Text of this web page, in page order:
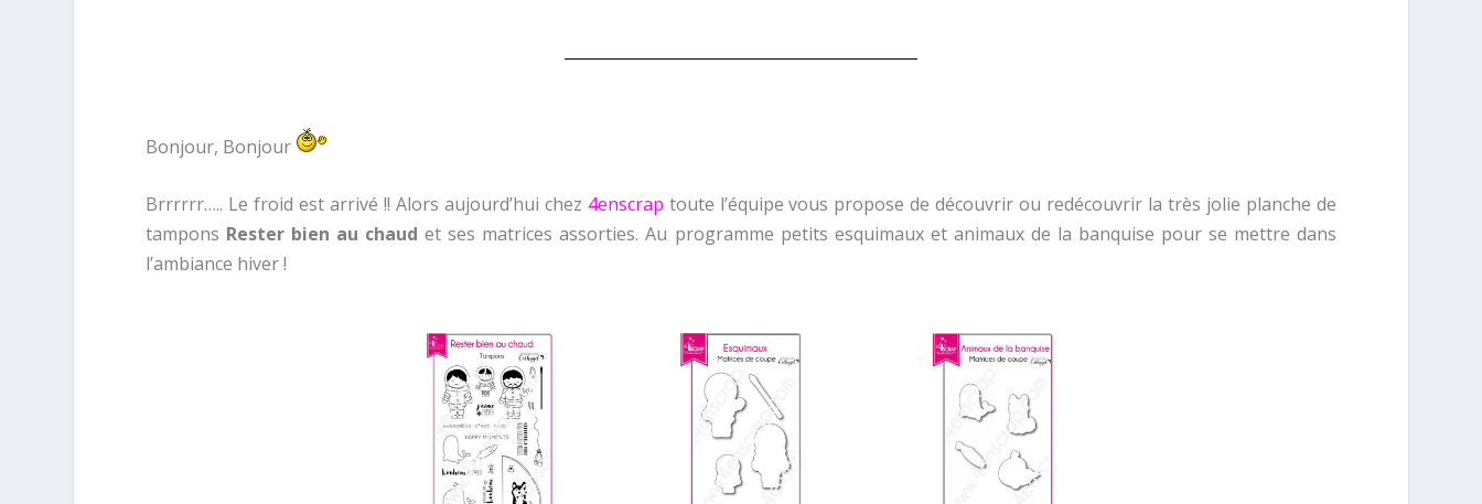
Bonjour, Bonjour
Brrrrrr….. Le froid est arrivé !! Alors aujourd’hui chez 4enscrap toute l’équipe vous propose de découvrir ou redécouvrir la très jolie planche de
tampons Rester bien au chaudet ses matrices assorties. Au programme petits esquimaux et animaux de la banquise pour se mettre dans
l’ambiance hiver !